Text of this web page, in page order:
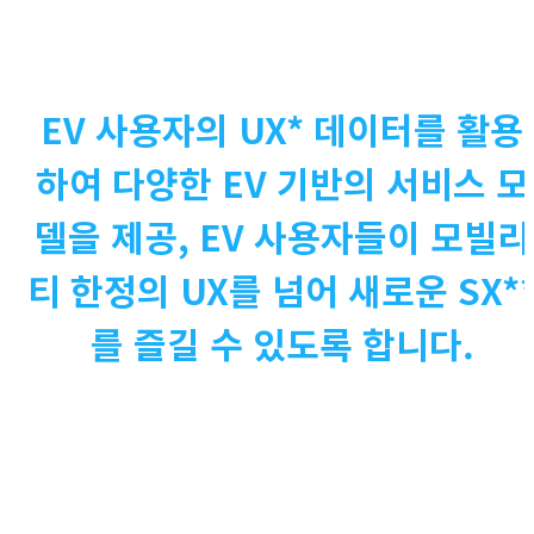
EV 사용자의 UX* 데이터를 활용
하여 다양한 EV 기반의 서비스 모
델을 제공, ​ EV 사용자들이 모빌리
티 한정의 UX를 넘어 새로운
를 즐길 수 있도록 합니다.​